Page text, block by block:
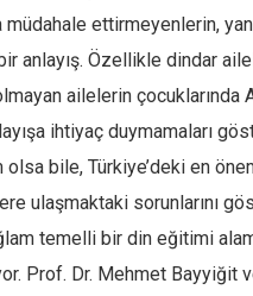
müdahale ettirmeyenlerin,
anlayış. Özellikle dindar
ailelerin çocuklarında
ihtiyaç duymamaları
bile, Türkiye’deki en
ulaşmaktaki sorunlarını
temelli bir din eğitimi
Prof. Dr. Mehmet Bayyiğit